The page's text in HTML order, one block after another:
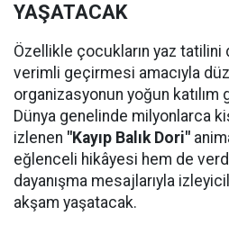
YAŞATACAK
Özellikle çocukların yaz tatilini
verimli geçirmesi amacıyla
organizasyonun yoğun
Dünya genelinde milyonlarca
izlenen "Kayıp Balık Dori"
eğlenceli hikâyesi hem de
dayanışma mesajlarıyla
akşam yaşatacak.